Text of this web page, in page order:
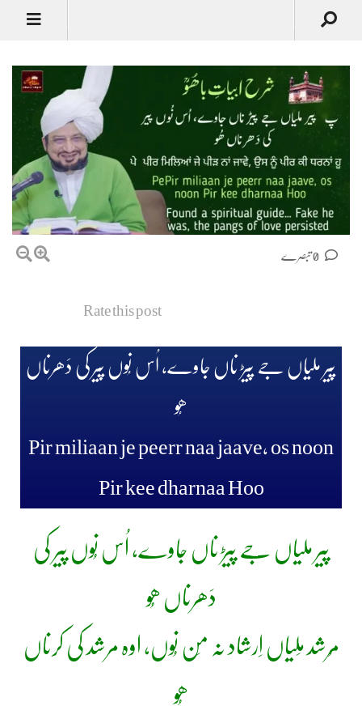
Rate this post
پیر ملیاں جے پیڑ ناں جاوے، اُس نُوں پیر کی دَھرناں
ھُو
Pir miliaan je peerr naa jaave, os noon
Pir kee dharnaa Hoo
پیر ملیاں جے پیڑ ناں جاوے، اُس نُوں پیر کی
دَھرناں ھُو
مُرشد مِلیاں اِرشاد نہ مَن نُوں، اوہ مرشد کی کرناں
ھُو